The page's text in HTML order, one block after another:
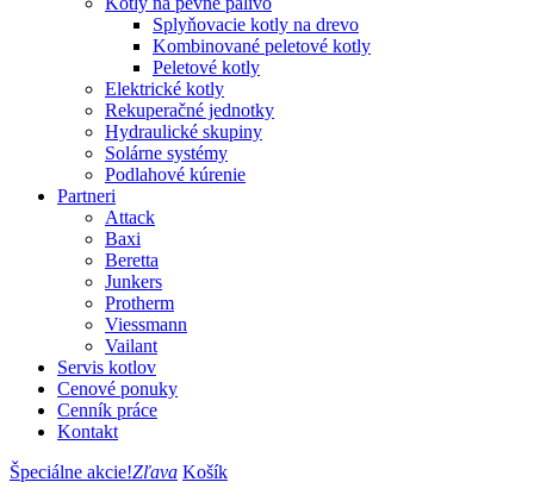
Splyňovacie kotly na drevo
Kombinované peletové kotly
Peletové kotly
Elektrické kotly
Rekuperačné jednotky
Hydraulické skupiny
Solárne systémy
Podlahové kúrenie
Partneri
Attack
Baxi
Beretta
Junkers
Protherm
Viessmann
Vailant
Servis kotlov
Cenové ponuky
Cenník práce
Kontakt
Špeciálne akcie!Zľava Košík